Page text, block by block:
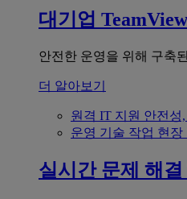
대기업
안전한 운영을 위해 구축
더 알아보기
원격 IT 지원 안전성
운영 기술 작업 현장
실시간 문제 해결